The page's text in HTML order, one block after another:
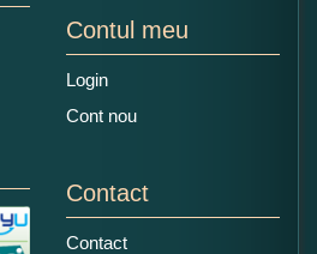
Contul meu
Login
Cont nou
Contact
Contact